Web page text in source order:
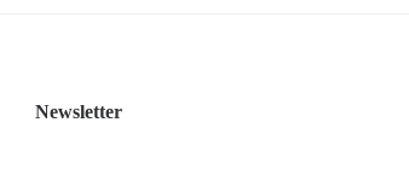
Newsletter